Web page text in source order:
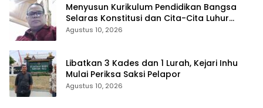
Menyusun Kurikulum Pendidikan Bangsa
Selaras Konstitusi dan Cita-Cita Luhur
Bangsa
Agustus 10, 2026
Libatkan 3 Kades dan 1 Lurah, Kejari Inhu
Mulai Periksa Saksi Pelapor
Agustus 10, 2026